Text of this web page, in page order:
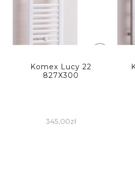
Komex Lucy 22
827X300
345,00zł